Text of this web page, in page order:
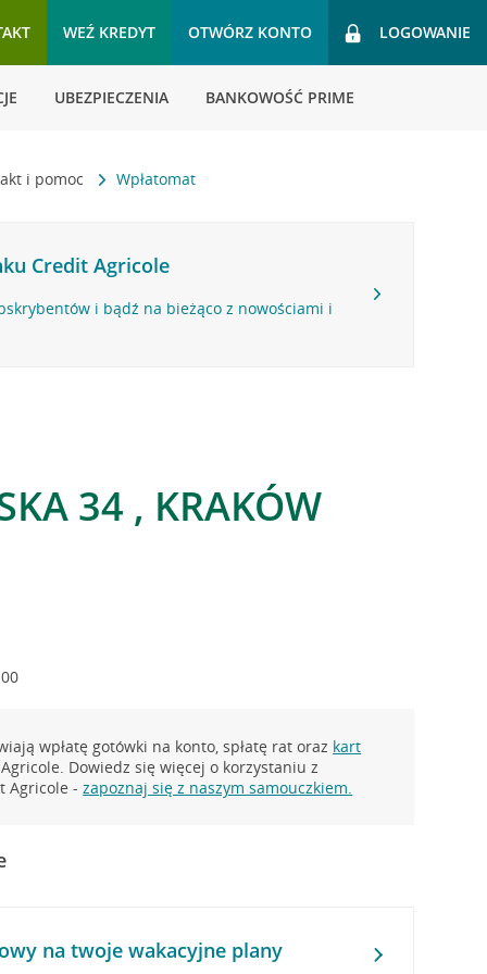
WEŹ KREDYT OTWÓRZ KONTO LOGOWANIE
UBEZPIECZENIA BANKOWOŚĆ PRIME
i pomoc Wpłatomat
Credit Agricole
i bądź na bieżąco z nowościami i
34 , KRAKÓW
wpłatę gotówki na konto, spłatę rat oraz kart
Dowiedz się więcej o korzystaniu z
Agricole -zapoznaj się z naszym samouczkiem.
na twoje wakacyjne plany